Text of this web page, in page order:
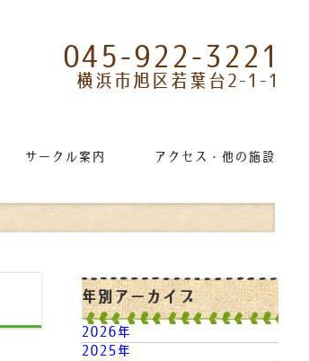
045-922-3221
横浜市旭区若葉台2-1-1
サークル案内 アクセス・他の施設リンク
年別アーカイブ
2026年
2025年